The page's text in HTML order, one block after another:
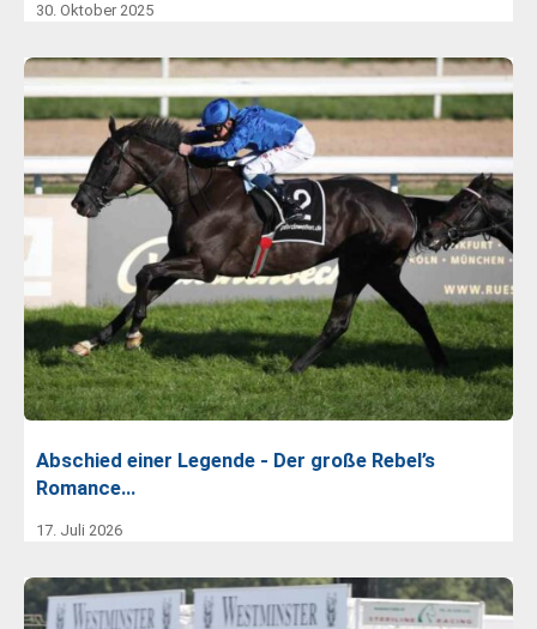
30. Oktober 2025
Abschied einer Legende - Der große Rebel’s
Romance…
17. Juli 2026